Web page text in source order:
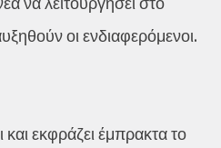
οι ενδιαφερόμενοι.
και εκφράζει έμπρακτα το